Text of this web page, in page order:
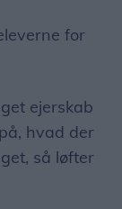
for
ejerskab
hvad der
så løfter